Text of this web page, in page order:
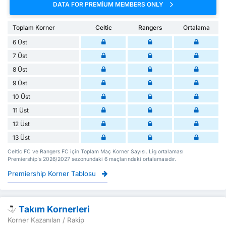
DATA FOR PREMIUM MEMBERS ONLY
Toplam Korner Celtic Rangers
Ortalama
6 Üst
7 Üst
8 Üst
9 Üst
10 Üst
11 Üst
12 Üst
13 Üst
Celtic FC ve Rangers FC için Toplam Maç Korner Sayısı. Lig ortalaması
Premiership's 2026/2027 sezonundaki 6 maçlarındaki ortalamasıdır.
Premiership Korner Tablosu
Takım Kornerleri
Korner Kazanılan / Rakip